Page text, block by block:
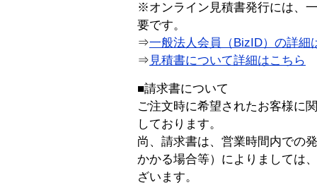
※オンライン見積書発行には、
要です。
⇒一般法人会員（BizID）の詳細
⇒ 見積書について詳細はこちら
■請求書について
ご注文時に希望されたお客様に
しております。
尚、請求書は、営業時間内での
かかる場合等）によりましては
ざいます。